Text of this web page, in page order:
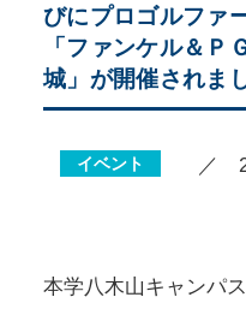
びにプロゴルファ
「ファンケル＆Ｐ
城」が開催されま
イベント ／
本学八木山キャンパ